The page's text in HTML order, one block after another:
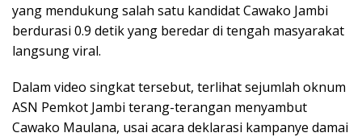
yang mendukung salah satu kandidat Cawako Jambi
berdurasi 0.9 detik yang beredar di tengah masyarakat
langsung viral.
Dalam video singkat tersebut, terlihat sejumlah oknum
ASN Pemkot Jambi terang-terangan menyambut
Cawako Maulana, usai acara deklarasi kampanye damai